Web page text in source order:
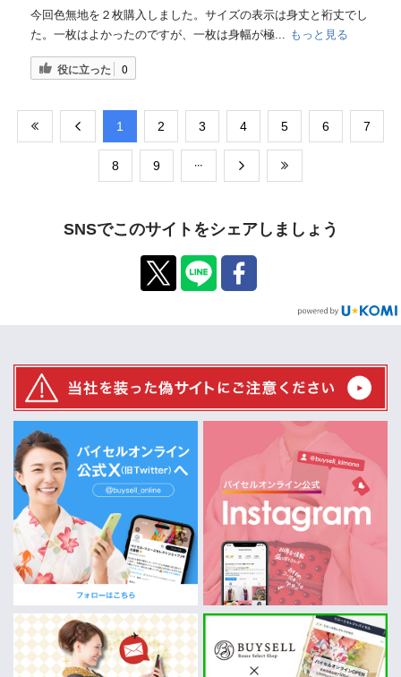
今回色無地を２枚購入しました。サイズの表示は身丈と裄丈でし
た。一枚はよかったのですが、一枚は身幅が極... もっと見る
役に立った 0
​1 ​2 ​3 ​4 ​5 ​6 ​7
​8 ​9
SNSでこのサイトをシェアしましょう